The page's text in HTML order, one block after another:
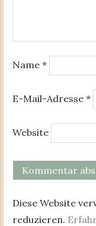
Name *
E-Mail-Adresse *
Website
Diese Website
reduzieren.